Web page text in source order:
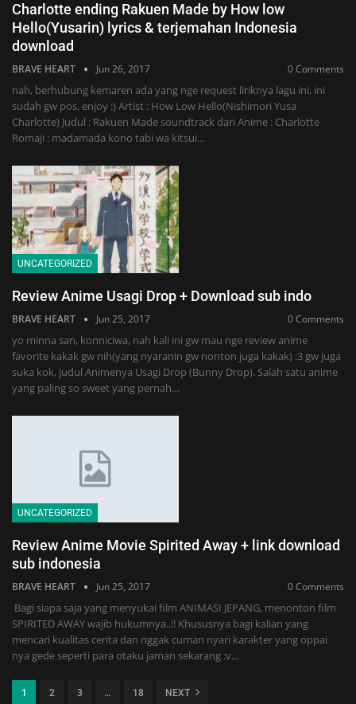
Charlotte ending Rakuen Made by How low
Hello(Yusarin) lyrics & terjemahan Indonesia
download
BRAVE HEART Jun 26, 2017 0 Comments
nah, berhubung kemaren ada yang nge request liriknya lagu ini, ini
sudah gw pos, enjoy :) Artist : How Low Hello(Nishimori Yusa
Charlotte) Judul : Rakuen Made soundtrack dari Anime : Charlotte
Romaji : madamada kono tabi wa kitsui…
UNCATEGORIZED
Review Anime Usagi Drop + Download sub indo
BRAVE HEART Jun 25, 2017 0 Comments
yo minna san, konniciwa, nah kali ini gw mau nge review anime
favorite kakak gw nih(yang nyaranin gw nonton juga kakak) :3 gw juga
suka kok, judul Animenya Usagi Drop (Bunny Drop). Salah satu anime
yang paling so sweet yang pernah…
UNCATEGORIZED
Review Anime Movie Spirited Away + link download
sub indonesia
BRAVE HEART Jun 25, 2017 0 Comments
Bagi siapa saja yang menyukai film ANIMASI JEPANG, menonton film
SPIRITED AWAY wajib hukumnya..!! Khususnya bagi kalian yang
mencari kualitas cerita dan nggak cuman nyari karakter yang oppai
nya gede seperti para otaku jaman sekarang :v…
1 2 3 … 18 NEXT